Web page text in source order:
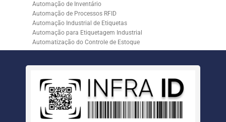
Automação de Inventário
Automação de Processos RFID
Automação Industrial de Etiquetas
Automação para Etiquetagem Industrial
Automatização do Controle de Estoque
Controle de Estoque com RFID
Empresa de Automação para Processos Logísticos
Empresa de Rastreabilidade Industrial
Empresa de Soluções para Etiquetagem
Empresa Especializada em Inventário de Estoque
Etiqueta RFID para Controle de Estoque